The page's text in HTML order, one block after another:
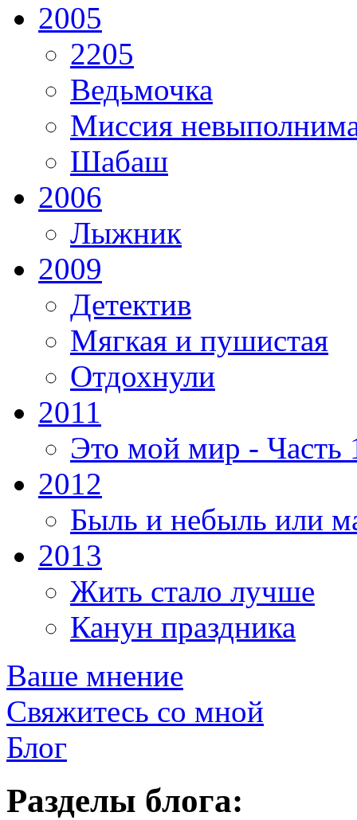
2005
2205
Ведьмочка
Миссия
Шабаш
2006
Лыжник
2009
Детектив
Мягкая и пушистая
Отдохнули
2011
Это мой мир - Часть
2012
Быль и небыль или
2013
Жить стало лучше
Канун праздника
Ваше мнение
Свяжитесь со мной
Блог
Разделы блога: